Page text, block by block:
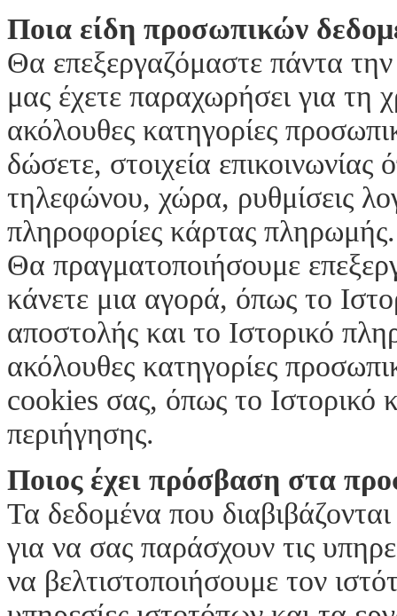
Ποια είδη προσωπικών
Θα επεξεργαζόμαστε πάντα
μας έχετε παραχωρήσει για τη
ακόλουθες κατηγορίες
δώσετε, στοιχεία
τηλεφώνου, χώρα, ρυθμίσεις
πληροφορίες κάρτας
Θα πραγματοποιήσουμε
κάνετε μια αγορά, όπως το
αποστολής και το Ιστορικό
ακόλουθες κατηγορίες
cookies σας, όπως το Ιστορικό
περιήγησης.
Ποιος έχει πρόσβαση στα
Τα δεδομένα που
για να σας παράσχουν τις
να βελτιστοποιήσουμε τον